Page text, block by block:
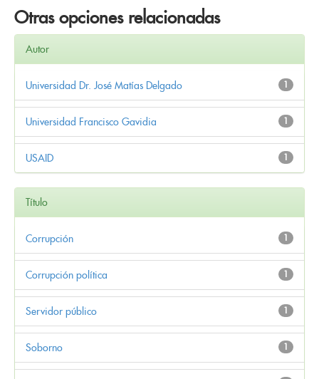
Otras opciones relacionadas
Autor
1
Universidad Dr. José Matías Delgado
1
Universidad Francisco Gavidia
1
USAID
Título
1
Corrupción
1
Corrupción política
1
Servidor público
1
Soborno